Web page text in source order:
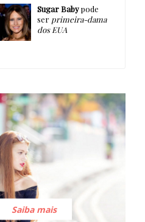
Sugar Babypode
ser primeira-dama
dos EUA
Saiba mais